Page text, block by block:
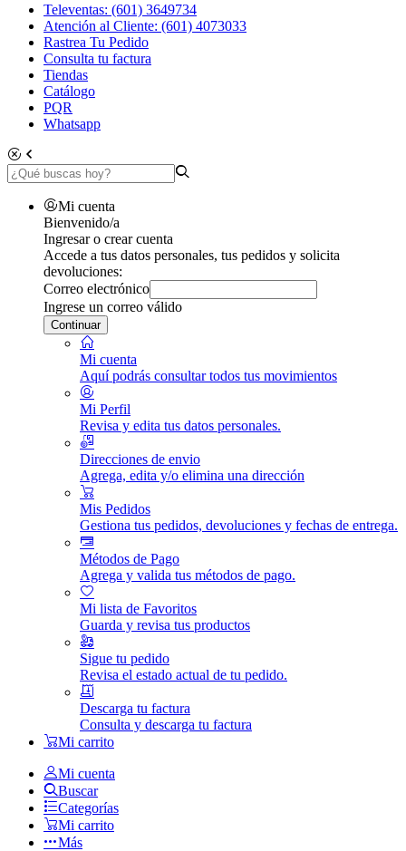
Televentas: (601) 3649734
Atención al Cliente: (601) 4073033
Rastrea Tu Pedido
Consulta tu factura
Tiendas
Catálogo
PQR
Whatsapp
Mi cuenta
Bienvenido/a
Ingresar o crear cuenta
Accede a tus datos personales, tus pedidos y solicita
devoluciones:
Correo electrónico
Ingrese un correo válido
Continuar
Mi cuenta
Aquí podrás consultar todos tus movimientos
Mi Perfil
Revisa y edita tus datos personales.
Direcciones de envio
Agrega, edita y/o elimina una dirección
Mis Pedidos
Gestiona tus pedidos, devoluciones y fechas de entrega.
Métodos de Pago
Agrega y valida tus métodos de pago.
Mi lista de Favoritos
Guarda y revisa tus productos
Sigue tu pedido
Revisa el estado actual de tu pedido.
Descarga tu factura
Consulta y descarga tu factura
Mi carrito
Mi cuenta
Buscar
Categorías
Mi carrito
Más